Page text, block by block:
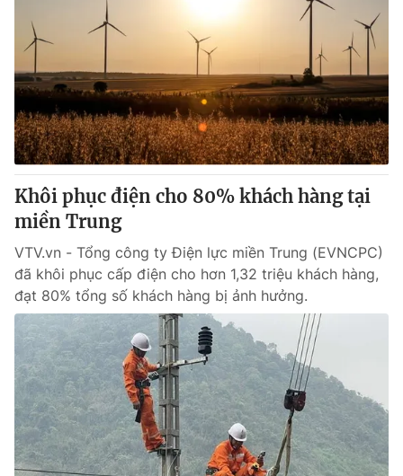
® Cấm sao chép dưới mọi hình thức nếu không có sự chấp
thuận bằng văn bản. Ghi rõ nguồn VTV.vn khi phát hành lại
thông tin từ website này.
Khôi phục điện cho 80% khách hàng tại
miền Trung
VTV.vn - Tổng công ty Điện lực miền Trung (EVNCPC)
đã khôi phục cấp điện cho hơn 1,32 triệu khách hàng,
đạt 80% tổng số khách hàng bị ảnh hưởng.